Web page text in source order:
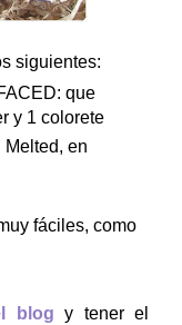
siguientes:
que
y 1 colorete
en
fáciles, como
blog y tener el